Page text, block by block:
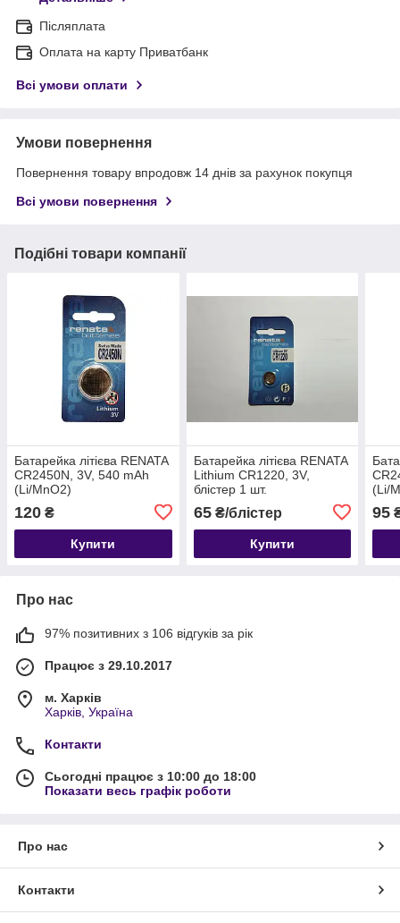
Післяплата
Оплата на карту Приватбанк
Всі умови оплати
Умови повернення
Повернення товару впродовж 14 днів за рахунок покупця
Всі умови повернення
Подібні товари компанії
Батарейка літієва RENATA
CR2450N, 3V, 540 mAh
(Li/MnO2)
120 ₴
Купити
Батарейка літієва RENATA
Lithium CR1220, 3V,
блістер 1 шт.
65₴/блістер
Купити
(Li/
95
Про нас
97% позитивних з 106 відгуків за рік
Працює з 29.10.2017
м. Харків
Харків, Україна
Контакти
Сьогодні працює з 10:00 до 18:00
Показати весь графік роботи
Про нас
Контакти